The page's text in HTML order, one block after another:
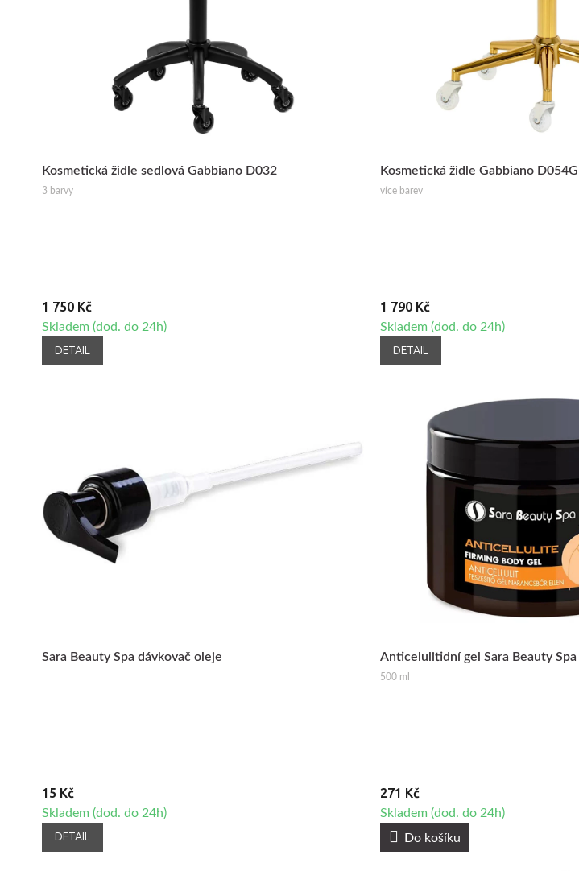
Kosmetická židle sedlová Gabbiano D032
3 barvy
1 750 Kč
Skladem (dod. do 24h)
DETAIL
Kosmetická židle Gabbiano D054G
více barev
1 790 Kč
Skladem (dod. do 24h)
DETAIL
Sara Beauty Spa dávkovač oleje
15 Kč
Skladem (dod. do 24h)
DETAIL
Anticelulitidní gel Sara Beauty Spa
500 ml
271 Kč
Skladem (dod. do 24h)
Do košíku